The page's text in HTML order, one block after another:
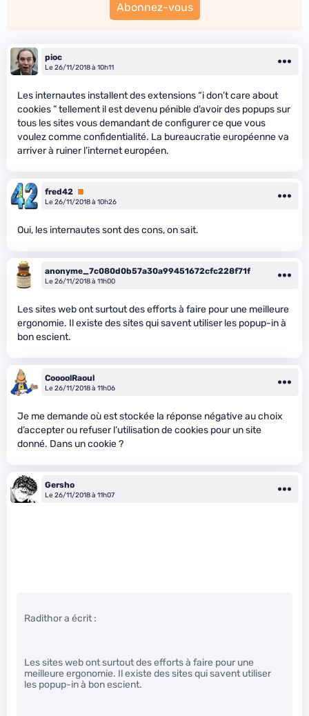
Abonnez-vous
pioc
Le 26/11/2018 à 10h11
Les internautes installent des extensions “i don’t care about
cookies ” tellement il est devenu pénible d’avoir des popups sur
tous les sites vous demandant de configurer ce que vous
voulez comme confidentialité. La bureaucratie européenne va
arriver à ruiner l’internet européen.
fred42 Premium
Le 26/11/2018 à 10h26
Oui, les internautes sont des cons, on sait.
anonyme_7c080d0b57a30a99451672cfc228f71f
Le 26/11/2018 à 11h00
Les sites web ont surtout des efforts à faire pour une meilleure
ergonomie. Il existe des sites qui savent utiliser les popup-in à
bon escient.
CoooolRaoul
Le 26/11/2018 à 11h06
Je me demande où est stockée la réponse négative au choix
d’accepter ou refuser l’utilisation de cookies pour un site
donné. Dans un cookie ?
Gersho
Le 26/11/2018 à 11h07
Radithor a écrit :
Les sites web ont surtout des efforts à faire pour une
meilleure ergonomie. Il existe des sites qui savent utiliser
les popup-in à bon escient.